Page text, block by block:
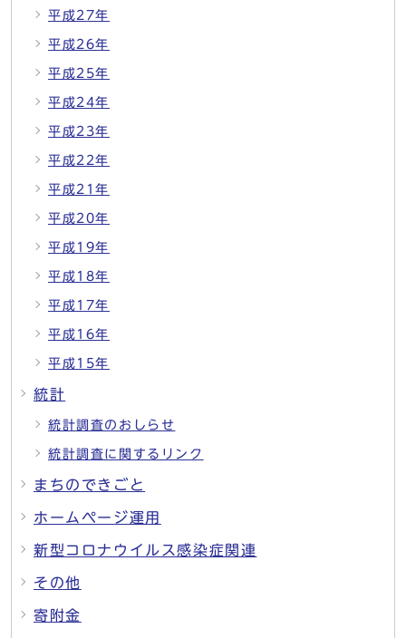
平成27年
平成26年
平成25年
平成24年
平成23年
平成22年
平成21年
平成20年
平成19年
平成18年
平成17年
平成16年
平成15年
統計
統計調査のおしらせ
統計調査に関するリンク
まちのできごと
ホームページ運用
新型コロナウイルス感染症関連
その他
寄附金